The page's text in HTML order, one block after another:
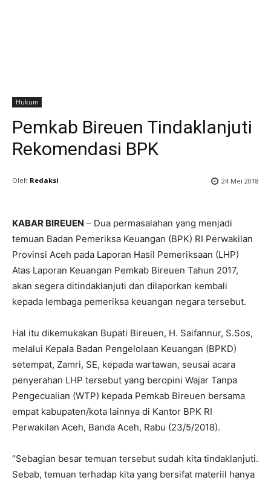
Hukum
Pemkab Bireuen Tindaklanjuti
Rekomendasi BPK
Oleh Redaksi 24 Mei 2018
KABAR BIREUEN – Dua permasalahan yang menjadi
temuan Badan Pemeriksa Keuangan (BPK) RI Perwakilan
Provinsi Aceh pada Laporan Hasil Pemeriksaan (LHP)
Atas Laporan Keuangan Pemkab Bireuen Tahun 2017,
akan segera ditindaklanjuti dan dilaporkan kembali
kepada lembaga pemeriksa keuangan negara tersebut.
Hal itu dikemukakan Bupati Bireuen, H. Saifannur, S.Sos,
melalui Kepala Badan Pengelolaan Keuangan (BPKD)
setempat, Zamri, SE, kepada wartawan, seusai acara
penyerahan LHP tersebut yang beropini Wajar Tanpa
Pengecualian (WTP) kepada Pemkab Bireuen bersama
empat kabupaten/kota lainnya di Kantor BPK RI
Perwakilan Aceh, Banda Aceh, Rabu (23/5/2018).
“Sebagian besar temuan tersebut sudah kita tindaklanjuti.
Sebab, temuan terhadap kita yang bersifat materiil hanya